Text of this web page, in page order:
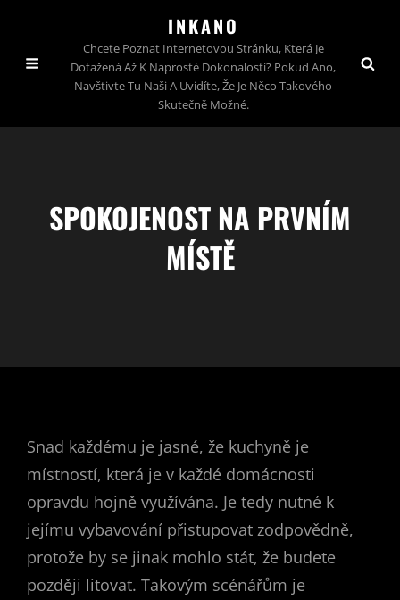
INKANO
Chcete Poznat Internetovou Stránku, Která Je
Dotažená Až K Naprosté Dokonalosti? Pokud Ano,
Navštivte Tu Naši A Uvidíte, Že Je Něco Takového
Skutečně Možné.
SPOKOJENOST NA PRVNÍM
MÍSTĚ
Snad každému je jasné, že kuchyně je
místností, která je v každé domácnosti
opravdu hojně využívána. Je tedy nutné k
jejímu vybavování přistupovat zodpovědně,
protože by se jinak mohlo stát, že budete
později litovat. Takovým scénářům je